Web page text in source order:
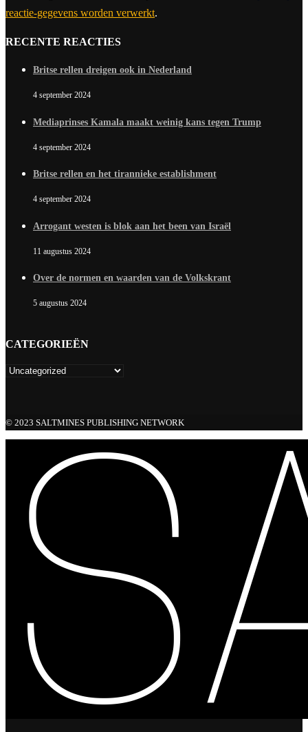
reactie-gegevens worden verwerkt.
RECENTE REACTIES
Britse rellen dreigen ook in Nederland
4 september 2024
Mediaprinses Kamala maakt weinig kans tegen Trump
4 september 2024
Britse rellen en het tirannieke establishment
4 september 2024
Arrogant westen is blok aan het been van Israël
11 augustus 2024
Over de normen en waarden van de Volkskrant
5 augustus 2024
CATEGORIEËN
© 2023 SALTMINES PUBLISHING NETWORK